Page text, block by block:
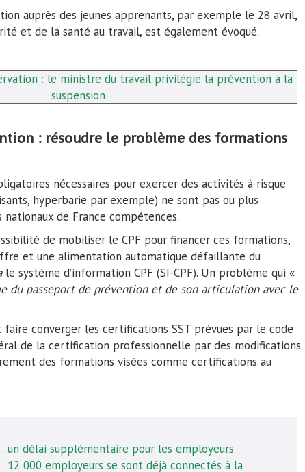
auprès des jeunes apprenants, par exemple le 28 avril,
et de la santé au travail, est également évoqué.
: le ministre du travail privilégie la prévention à la
suspension
: résoudre le problème des formations
nécessaires pour exercer des activités à risque
hyperbarie par exemple) ne sont pas ou plus
de France compétences.
de mobiliser le CPF pour financer ces formations,
et une alimentation automatique défaillante du
le système d’information CPF (SI-CPF). Un problème qui «
du passeport de prévention et de son articulation avec le
faire converger les certifications SST prévues par le code
de la certification professionnelle par des modifications
des formations visées comme certifications au
un délai supplémentaire pour les employeurs
12 000 employeurs se sont déjà connectés à la